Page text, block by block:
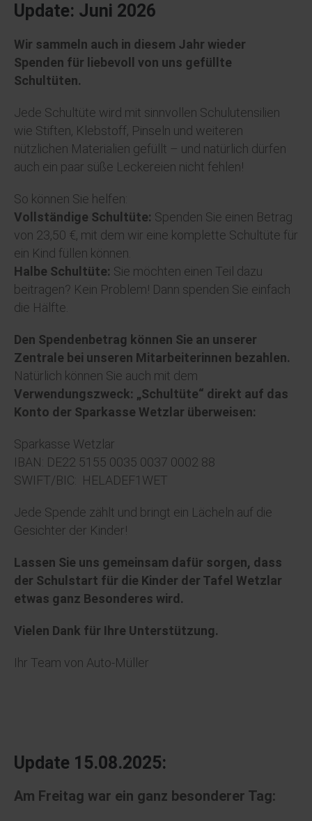
Update: Juni 2026
Wir sammeln auch in diesem Jahr wieder
Spenden für liebevoll von uns gefüllte
Schultüten.
Jede Schultüte wird mit sinnvollen Schulutensilien
wie Stiften, Klebstoff, Pinseln und weiteren
nützlichen Materialien gefüllt – und natürlich dürfen
auch ein paar süße Leckereien nicht fehlen!
So können Sie helfen:
Vollständige Schultüte: Spenden Sie einen Betrag
von 23,50 €, mit dem wir eine komplette Schultüte für
ein Kind füllen können.
Halbe Schultüte: Sie möchten einen Teil dazu
beitragen? Kein Problem! Dann spenden Sie einfach
die Hälfte.
Den Spendenbetrag können Sie an unserer
Zentrale bei unseren Mitarbeiterinnen bezahlen.
Natürlich können Sie auch mit dem
Verwendungszweck: „Schultüte“ direkt auf das
Konto der Sparkasse Wetzlar überweisen:
Sparkasse Wetzlar
IBAN: DE22 5155 0035 0037 0002 88
SWIFT/BIC: HELADEF1WET
Jede Spende zählt und bringt ein Lächeln auf die
Gesichter der Kinder!
Lassen Sie uns gemeinsam dafür sorgen, dass
der Schulstart für die Kinder der Tafel Wetzlar
etwas ganz Besonderes wird.
Vielen Dank für Ihre Unterstützung.
Ihr Team von Auto-Müller
Update 15.08.2025:
Am Freitag war ein ganz besonderer Tag: